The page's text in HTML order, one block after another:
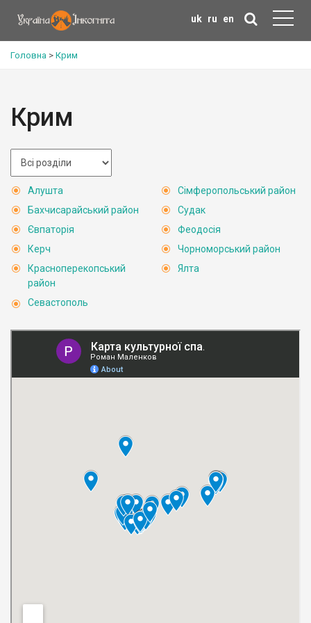
uk ru en
Головна > Крим
Крим
Алушта
Бахчисарайський район
Євпаторія
Керч
Красноперекопський
район
Севастополь
Сімферопольський район
Судак
Феодосія
Чорноморський район
Ялта